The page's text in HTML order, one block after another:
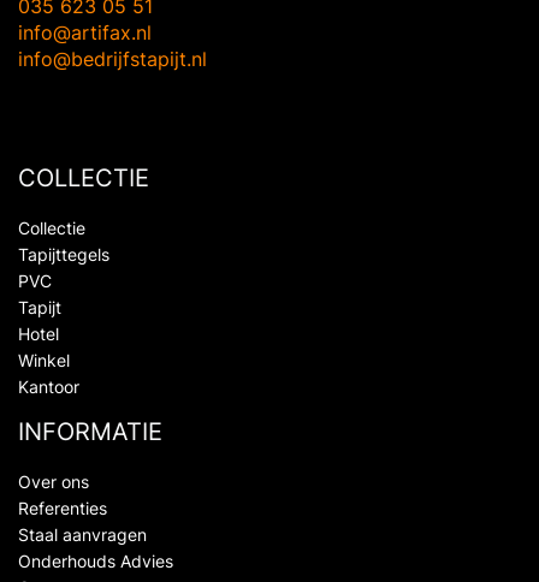
035 623 05 51
info@artifax.nl
info@bedrijfstapijt.nl
COLLECTIE
Collectie
Tapijttegels
PVC
Tapijt
Hotel
Winkel
Kantoor
INFORMATIE
Over ons
Referenties
Staal aanvragen
Onderhouds Advies